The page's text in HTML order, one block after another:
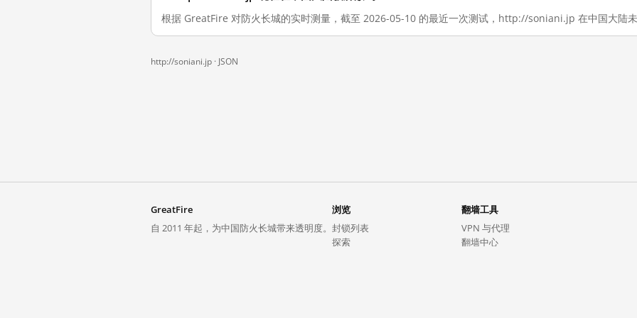
根据 GreatFire 对防火长城的实时测量，截至 2026-05-10 的最近一次测试，http://soniani.jp 在中国大陆未
http://soniani.jp · JSON
GreatFire
自 2011 年起，为中国防火长城带来透明度。
浏览
封锁列表
探索
翻墙工具
VPN 与代理
翻墙中心